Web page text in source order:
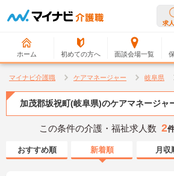
求
ホーム 初めての方へ 面談会場一覧
マイナビ介護職 ケアマネージャー 岐阜県
加茂郡坂祝町(岐阜県)のケアマネージャ
この条件の介護・福祉求人数 2
おすすめ順 新着順 月収